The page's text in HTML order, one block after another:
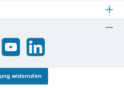
widerrufen